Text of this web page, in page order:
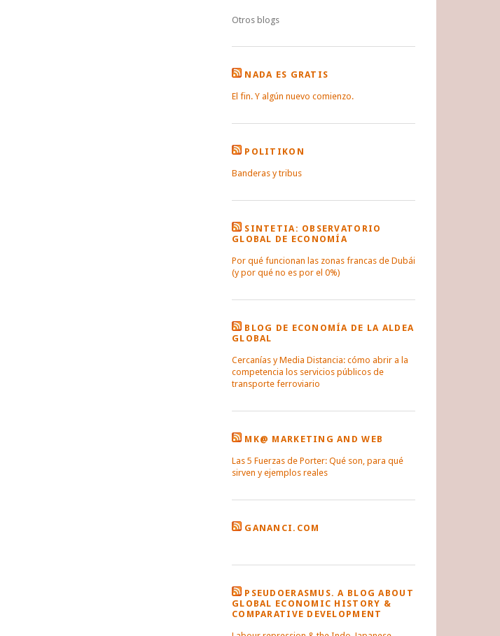
Otros blogs
NADA ES GRATIS
El fin. Y algún nuevo comienzo.
POLITIKON
Banderas y tribus
SINTETIA: OBSERVATORIO
GLOBAL DE ECONOMÍA
Por qué funcionan las zonas francas de Dubái
(y por qué no es por el 0%)
BLOG DE ECONOMÍA DE LA ALDEA
GLOBAL
Cercanías y Media Distancia: cómo abrir a la
competencia los servicios públicos de
transporte ferroviario
MK@ MARKETING AND WEB
Las 5 Fuerzas de Porter: Qué son, para qué
sirven y ejemplos reales
GANANCI.COM
PSEUDOERASMUS. A BLOG ABOUT
GLOBAL ECONOMIC HISTORY &
COMPARATIVE DEVELOPMENT